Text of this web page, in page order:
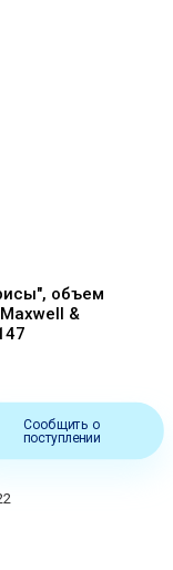
объем
&
Сообщить о
поступлении